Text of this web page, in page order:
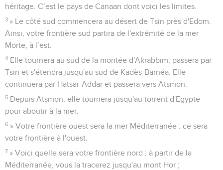
Nombres 35
Seuls les Évangiles sont disponibles en vidéo pour le moment.
Les villes lévitiques
1 L'Eternel dit à Moïse dans les plaines de Moab, près du
Jourdain, vis-à-vis de Jéricho :
2 « Ordonne aux Israélites d'accorder aux Lévites, sur
l'héritage qu'eux-mêmes posséderont, des villes où ils
puissent habiter. Vous leur donnerez aussi un territoire
autour de ces villes.